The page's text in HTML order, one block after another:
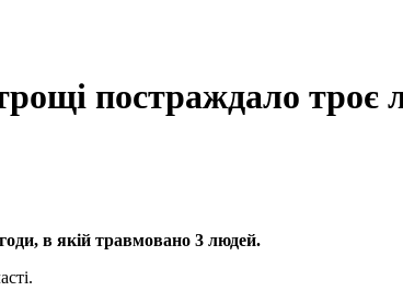
постраждало
в якій травмовано 3 людей.